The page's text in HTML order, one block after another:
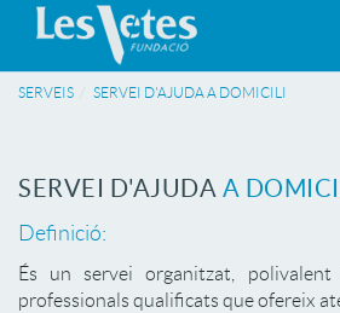
SERVEIS SERVEI D'AJUDA A DOMICILI
SERVEI D'AJUDA A
Definició:
És un servei organitzat,
professionals qualificats que ofereix